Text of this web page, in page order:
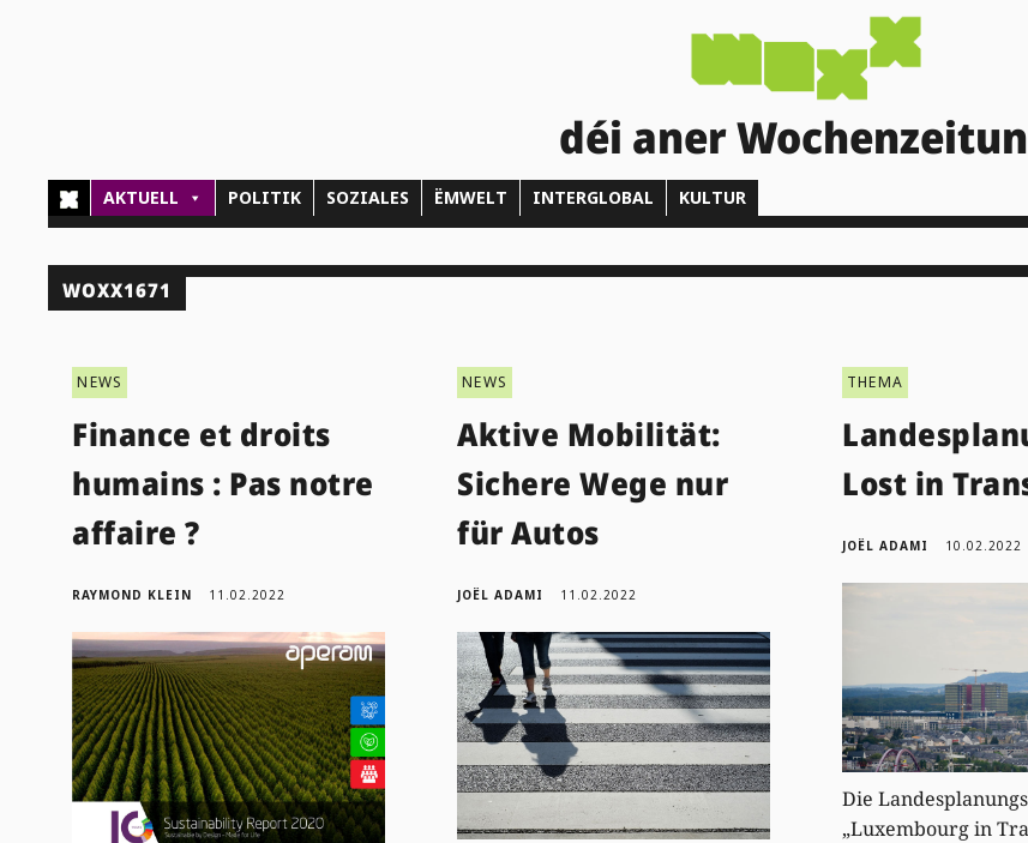
déi aner
AKTUELL POLITIK SOZIALES ËMWELT INTERGLOBAL KULTUR
WOXX1671
NEWS
Finance et droits
humains : Pas notre
affaire ?
RAYMOND KLEIN 11.02.2022
NEWS
Aktive Mobilität:
Sichere Wege nur
für Autos
JOËL ADAMI 11.02.2022
THEMA
Lost in
JOËL ADAMI 10.02.2022
Die
„Luxembourg in